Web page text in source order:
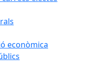
econòmica